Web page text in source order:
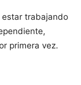
estar trabajando
primera vez.